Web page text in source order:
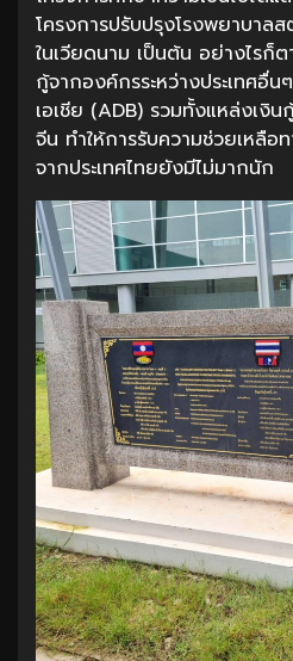
โครงการปรับปรุงโรงพยาบาล
ในเวียดนาม เป็นต้น อย่างไรก็
กู้จากองค์กรระหว่างประเทศอื่
เอเชีย (ADB) รวมทั้งแหล่งเงิ
จีน ทำให้การรับความช่วยเหลือ
จากประเทศไทยยังมีไม่มากนัก